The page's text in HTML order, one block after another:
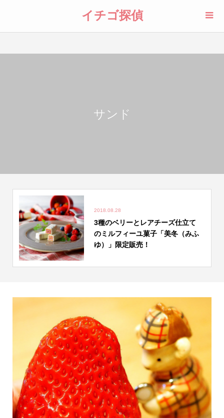
イチゴ探偵
サンド
2018.08.28
3種のベリーとレアチーズ仕立て
のミルフィーユ菓子「美冬（みふ
ゆ）」限定販売！